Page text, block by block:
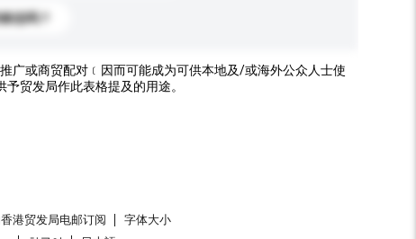
志吗？
广或商贸配对﹝因而可能成为可供本地及/或海外公众人士使
贸发局作此表格提及的用途。
港贸发局电邮订阅
字体大小